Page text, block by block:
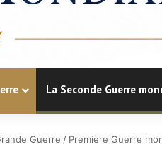
La Seconde Guerre
Guerre / Première Guerre